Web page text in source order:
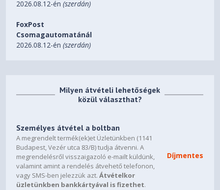
Betrieb
Schwingungsfestigkeit im
Leerlauf
MTBMittlerer Ausfallabstand
2026.08.12-én(szerdán)
FoxPost
Csomagautomatánál
2026.08.12-én(szerdán)
Milyen átvételi lehetőségek
közül választhat?
Személyes átvétel a boltban
A megrendelt termék(ek)et Üzletünkben (1141
Budapest, Vezér utca 83/B) tudja átvenni. A
megrendelésről visszaigazoló e-mailt küldünk,
valamint amint a rendelés átvehető telefonon,
vagy SMS-ben jelezzük azt.Átvételkor
üzletünkben bankkártyával is fizethet.
Díjmentes